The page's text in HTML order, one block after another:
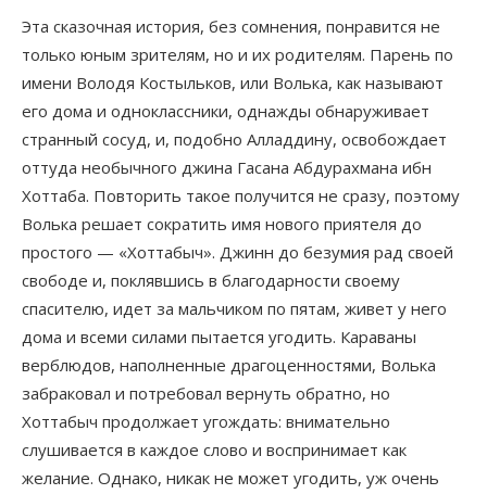
Эта сказочная история, без сомнения, понравится не
только юным зрителям, но и их родителям. Парень по
имени Володя Костыльков, или Волька, как называют
его дома и одноклассники, однажды обнаруживает
странный сосуд, и, подобно Алладдину, освобождает
оттуда необычного джина Гасана Абдурахмана ибн
Хоттаба. Повторить такое получится не сразу, поэтому
Волька решает сократить имя нового приятеля до
простого — «Хоттабыч». Джинн до безумия рад своей
свободе и, поклявшись в благодарности своему
спасителю, идет за мальчиком по пятам, живет у него
дома и всеми силами пытается угодить. Караваны
верблюдов, наполненные драгоценностями, Волька
забраковал и потребовал вернуть обратно, но
Хоттабыч продолжает угождать: внимательно
слушивается в каждое слово и воспринимает как
желание. Однако, никак не может угодить, уж очень